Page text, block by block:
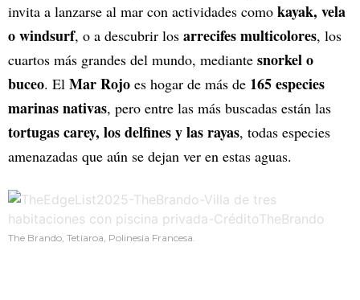
invita a lanzarse al mar con actividades como kayak, vela
o windsurf, o a descubrir los arrecifes multicolores, los
cuartos más grandes del mundo, mediante snorkel o
buceo. El Mar Rojo es hogar de más de 165 especies
marinas nativas, pero entre las más buscadas están las
tortugas carey, los delfines y las rayas, todas especies
amenazadas que aún se dejan ver en estas aguas.
The Brando, Tetiaroa, Polinesia Francesa.